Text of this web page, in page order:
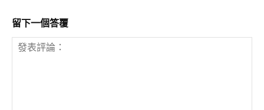
留下一個答覆